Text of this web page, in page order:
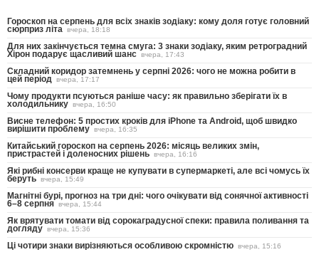
Гороскоп на серпень для всіх знаків зодіаку: кому доля готує головний
сюрприз літа вчера, 18:18
Для них закінчується темна смуга: 3 знаки зодіаку, яким ретроградний
Хірон подарує щасливий шанс вчера, 17:43
Складний коридор затемнень у серпні 2026: чого не можна робити в
цей період вчера, 17:17
Чому продукти псуються раніше часу: як правильно зберігати їх в
холодильнику вчера, 16:50
Висне телефон: 5 простих кроків для iPhone та Android, щоб швидко
вирішити проблему вчера, 16:35
Китайський гороскоп на серпень 2026: місяць великих змін,
пристрастей і доленосних рішень вчера, 16:16
Які рибні консерви краще не купувати в супермаркеті, але всі чомусь їх
беруть вчера, 15:49
Магнітні бурі, прогноз на три дні: чого очікувати від сонячної активності
6–8 серпня вчера, 15:44
Як врятувати томати від сорокаградусної спеки: правила поливання та
догляду вчера, 15:36
Ці чотири знаки вирізняються особливою скромністю вчера, 15:16